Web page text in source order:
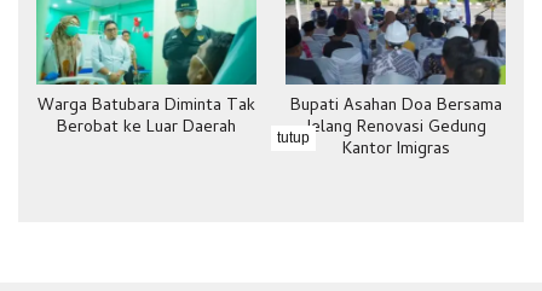
Warga Batubara Diminta Tak
Berobat ke Luar Daerah
Bupati Asahan Doa Bersama
Jelang Renovasi Gedung
Kantor Imigras
tutup